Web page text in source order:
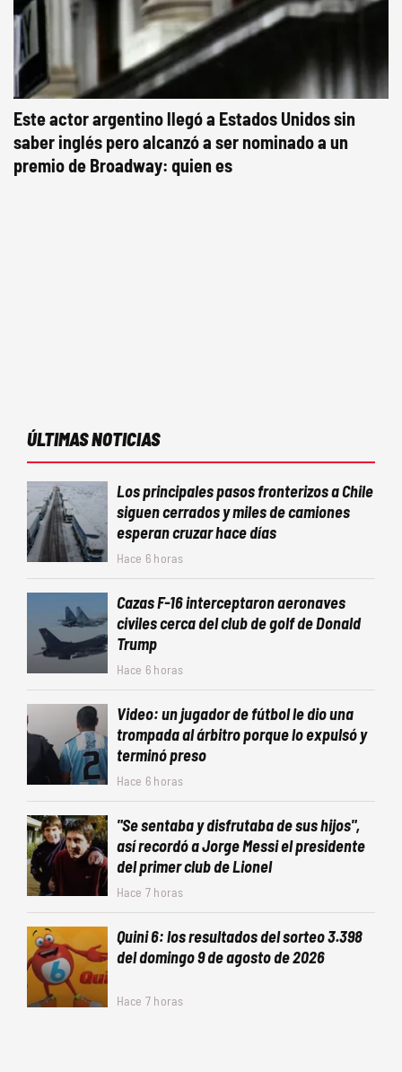
Este actor argentino llegó a Estados Unidos sin
saber inglés pero alcanzó a ser nominado a un
premio de Broadway: quien es
ÚLTIMAS NOTICIAS
Los principales pasos fronterizos a Chile
siguen cerrados y miles de camiones
esperan cruzar hace días
Hace 6 horas
Cazas F-16 interceptaron aeronaves
civiles cerca del club de golf de Donald
Trump
Hace 6 horas
Video: un jugador de fútbol le dio una
trompada al árbitro porque lo expulsó y
terminó preso
Hace 6 horas
"Se sentaba y disfrutaba de sus hijos",
así recordó a Jorge Messi el presidente
del primer club de Lionel
Hace 7 horas
Quini 6: los resultados del sorteo 3.398
del domingo 9 de agosto de 2026
Hace 7 horas